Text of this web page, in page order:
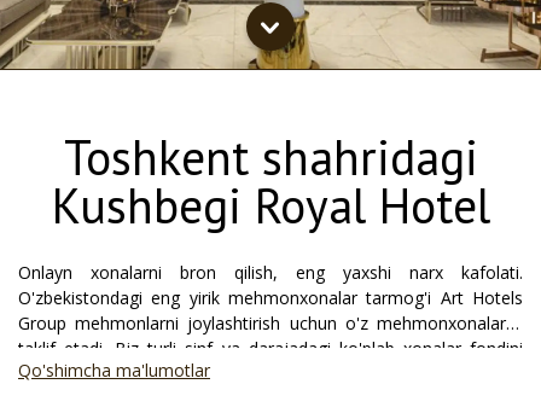
Toshkent shahridagi
Kushbegi Royal Hotel
Onlayn xonalarni bron qilish, eng yaxshi narx kafolati.
O'zbekistondagi eng yirik mehmonxonalar tarmog'i Art Hotels
Group mehmonlarni joylashtirish uchun o'z mehmonxonalarini
taklif etadi. Biz turli sinf va darajadagi ko'plab xonalar fondini
taklif etamiz, bu erda chet ellik mehmonlar va mamlakat ichidagi
Qo'shimcha ma'lumotlar